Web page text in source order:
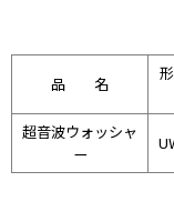
品 名
超音波ウォッシャ
ー